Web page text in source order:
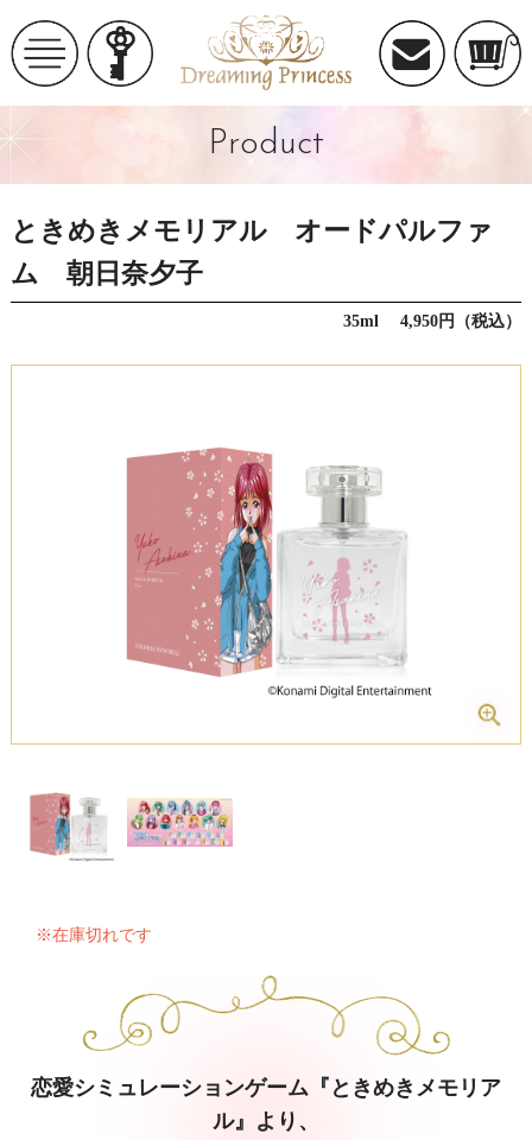
Product
ときめきメモリアル オードパルファ
ム 朝日奈夕子
35ml 4,950円（税込）
※在庫切れです
恋愛シミュレーションゲーム『ときめきメモリア
ル』より、